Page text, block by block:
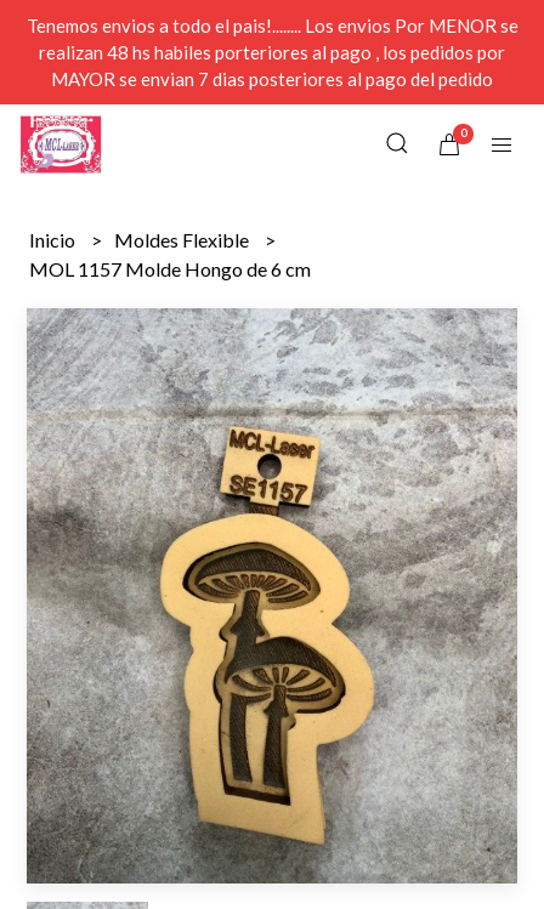
Tenemos envios a todo el pais!........ Los envios Por MENOR se
realizan 48 hs habiles porteriores al pago , los pedidos por
MAYOR se envian 7 dias posteriores al pago del pedido
0
Inicio
Moldes Flexible
MOL 1157 Molde Hongo de 6 cm